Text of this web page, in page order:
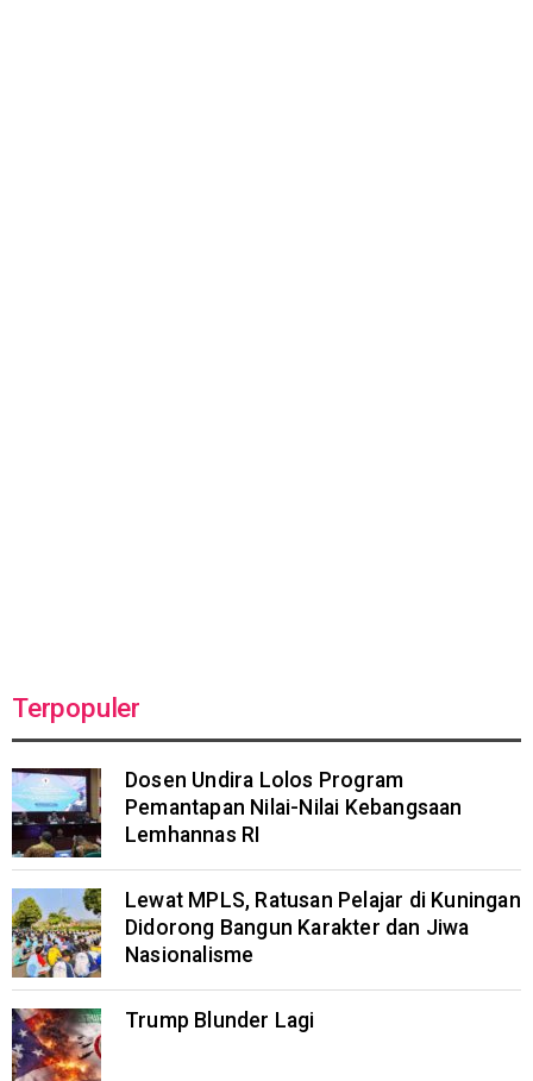
Terpopuler
Dosen Undira Lolos Program
Pemantapan Nilai-Nilai Kebangsaan
Lemhannas RI
Lewat MPLS, Ratusan Pelajar di Kuningan
Didorong Bangun Karakter dan Jiwa
Nasionalisme
Trump Blunder Lagi